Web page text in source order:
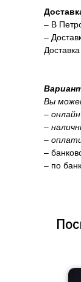
– В
–
Вы
–
–
–
–
– по